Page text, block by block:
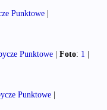
Punktowe |
Punktowe | Foto: 1 |
Punktowe |